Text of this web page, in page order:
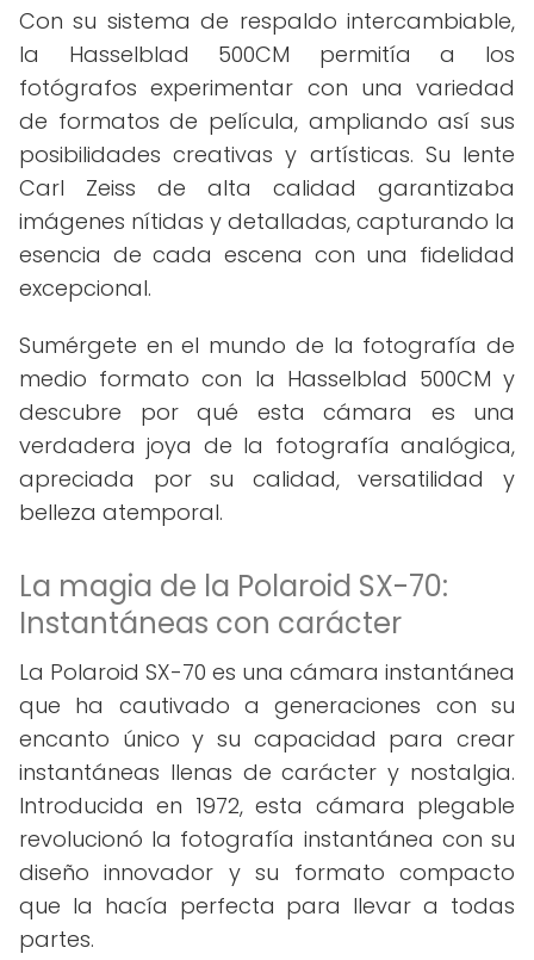
Con su sistema de respaldo intercambiable,
la Hasselblad 500CM permitía a los
fotógrafos experimentar con una variedad
de formatos de película, ampliando así sus
posibilidades creativas y artísticas. Su lente
Carl Zeiss de alta calidad garantizaba
imágenes nítidas y detalladas, capturando la
esencia de cada escena con una fidelidad
excepcional.
Sumérgete en el mundo de la fotografía de
medio formato con la Hasselblad 500CM y
descubre por qué esta cámara es una
verdadera joya de la fotografía analógica,
apreciada por su calidad, versatilidad y
belleza atemporal.
La magia de la Polaroid SX-70:
Instantáneas con carácter
La Polaroid SX-70 es una cámara instantánea
que ha cautivado a generaciones con su
encanto único y su capacidad para crear
instantáneas llenas de carácter y nostalgia.
Introducida en 1972, esta cámara plegable
revolucionó la fotografía instantánea con su
diseño innovador y su formato compacto
que la hacía perfecta para llevar a todas
partes.